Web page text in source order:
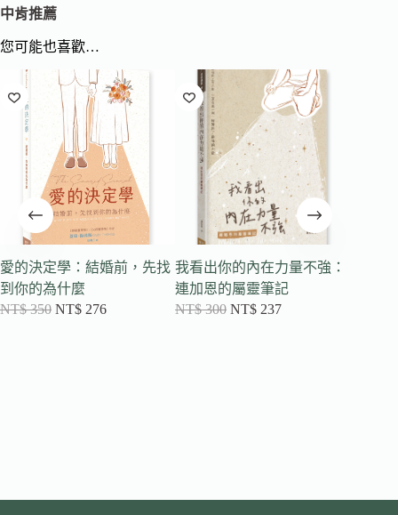
中肯推薦
您可能也喜歡…
愛的決定學：結婚前，先找
到你的為什麼
NT$350 NT$ 276
我看出你的內在力量不強：
連加恩的屬靈筆記
NT$300 NT$ 237